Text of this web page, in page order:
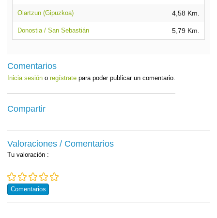
Oiartzun (Gipuzkoa) 4,58 Km.
Donostia / San Sebastián 5,79 Km.
Comentarios
Inicia sesión o regístrate para poder publicar un comentario.
Compartir
Valoraciones / Comentarios
Tu valoración :
Comentarios